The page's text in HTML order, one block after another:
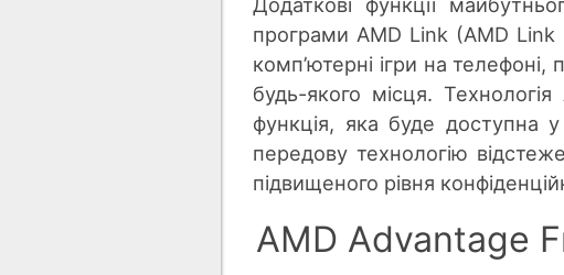
програми AMD Link (AMD Link
комп’ютерні ігри на
будь-якого місця.
функція, яка буде доступна
передову технологію
підвищеного рівня
AMD Advantage